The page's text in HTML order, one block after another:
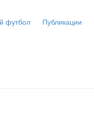
футбол Публикации